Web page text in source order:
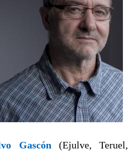
Gascón (Ejulve, Teruel,